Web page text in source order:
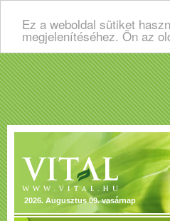
Ez a weboldal sütiket
megjelenítéséhez. Ön az
2026. Augusztus 09. vasárnap